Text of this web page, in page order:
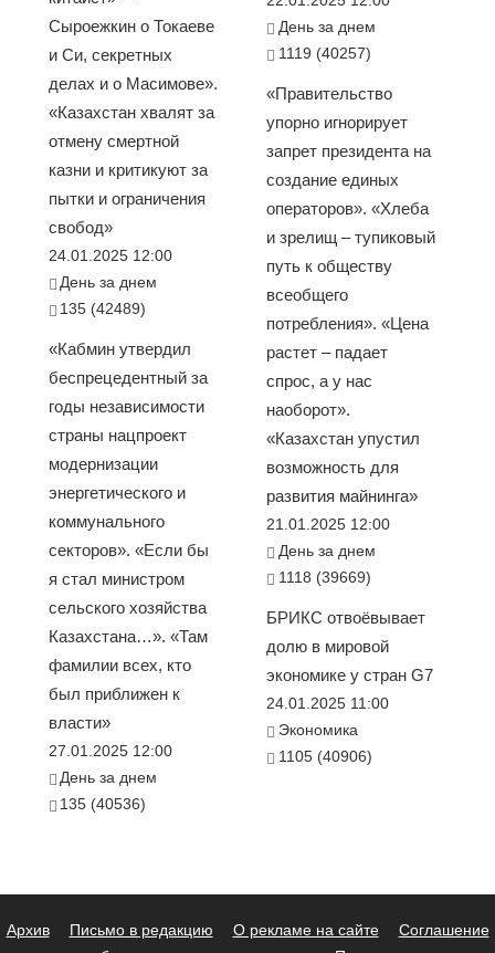
Сыроежкин о Токаеве
и Си, секретных
делах и о Масимове».
«Казахстан хвалят за
отмену смертной
казни и критикуют за
пытки и ограничения
свобод»
24.01.2025 12:00
День за днем
135 (42489)
«Кабмин утвердил
беспрецедентный за
годы независимости
страны нацпроект
модернизации
энергетического и
коммунального
секторов». «Если бы
я стал министром
сельского хозяйства
Казахстана…». «Там
фамилии всех, кто
был приближен к
власти»
27.01.2025 12:00
День за днем
135 (40536)
День за днем
1119 (40257)
«Правительство
упорно игнорирует
запрет президента на
создание единых
операторов». «Хлеба
и зрелищ – тупиковый
путь к обществу
всеобщего
потребления». «Цена
растет – падает
спрос, а у нас
наоборот».
«Казахстан упустил
возможность для
развития майнинга»
21.01.2025 12:00
День за днем
1118 (39669)
БРИКС отвоёвывает
долю в мировой
экономике у стран G7
24.01.2025 11:00
Экономика
1105 (40906)
Архив Письмо в редакцию О рекламе на сайте
Соглашение